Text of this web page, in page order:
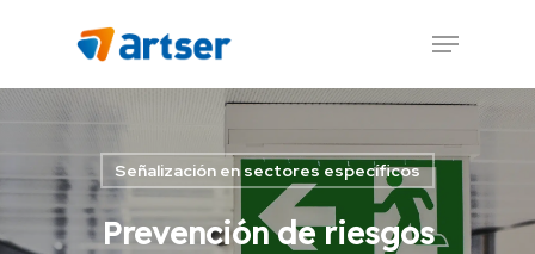
content
Menu
Señalización en sectores específicos
Prevención de riesgos